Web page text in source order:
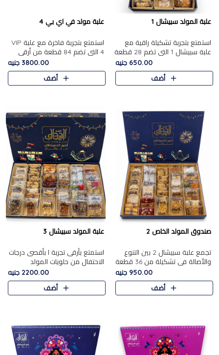
علبة المولد سبيشال 1
استمتع بتجربة تشكيلة راقية مع
علبة سبيشال 1 التي تضم 28 قطعة
من تشكيلة مختارة بعناية من أفخر
حلويات المولد المصرية الأصلية
الشرقية. تحتوي ال..
650.00 جنيه
أضف
علبة مولد في اي بي 4
استمتع بتجربة فاخرة مع علبة VIP
4 التي تضم 84 قطعة من أرقى
حلويات المولد الشرقية، في تشكيلة
غنية تجمع بين الحلويات التقليدية
والمكسرات الفاخرة. تحتوي العلبة
3800.00 جنيه
أضف
صندوق المولد الخاص 2
تجمع علبة سبيشال 2 بين التنوع
والأصالة في تشكيلة من 36 قطعة
تضم أشهر حلويات المولد الشرقية.
تحتوي العلبة على الجزرية بالفول،
والجزرية بالبن..
950.00 جنيه
أضف
علبة المولد سبيشال 3
استمتع بأرقى تجربة ا بأقصى درجات
الاحتفال من حلويات المولد
المصريه الأصيلة مع هذه الفخامة
مع علبة سبيشال 3 التي تضم 56
قطعة من تشكيلة استثن..
2200.00 جنيه
أضف